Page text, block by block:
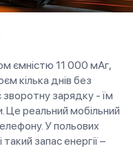
ємністю 11 000 мАг,
кілька днів без
зарядку - їм
Це реальний мобільний
У польових
запас енергії –